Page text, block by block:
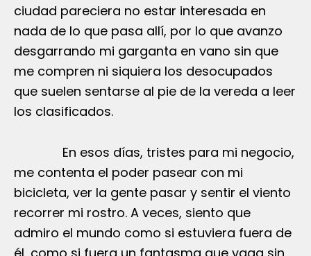
ciudad pareciera no estar interesada en
nada de lo que pasa allí, por lo que avanzo
desgarrando mi garganta en vano sin que
me compren ni siquiera los desocupados
que suelen sentarse al pie de la vereda a leer
los clasificados.
En esos días, tristes para mi negocio,
me contenta el poder pasear con mi
bicicleta, ver la gente pasar y sentir el viento
recorrer mi rostro. A veces, siento que
admiro el mundo como si estuviera fuera de